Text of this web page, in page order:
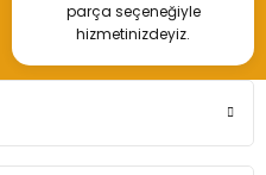
parça seçeneğiyle
hizmetinizdeyiz.